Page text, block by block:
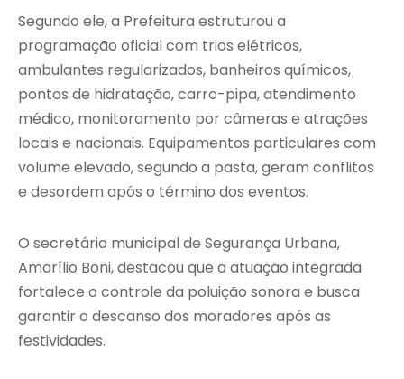
Segundo ele, a Prefeitura estruturou a
programação oficial com trios elétricos,
ambulantes regularizados, banheiros químicos,
pontos de hidratação, carro-pipa, atendimento
médico, monitoramento por câmeras e atrações
locais e nacionais. Equipamentos particulares com
volume elevado, segundo a pasta, geram conflitos
e desordem após o término dos eventos.
O secretário municipal de Segurança Urbana,
Amarílio Boni, destacou que a atuação integrada
fortalece o controle da poluição sonora e busca
garantir o descanso dos moradores após as
festividades.